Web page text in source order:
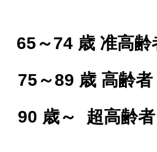
65～74 歳 准高
75～89 歳 高齢
90 歳～ 超高齢